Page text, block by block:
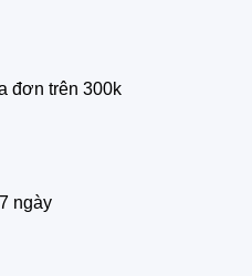
đơn trên 300k
ngày